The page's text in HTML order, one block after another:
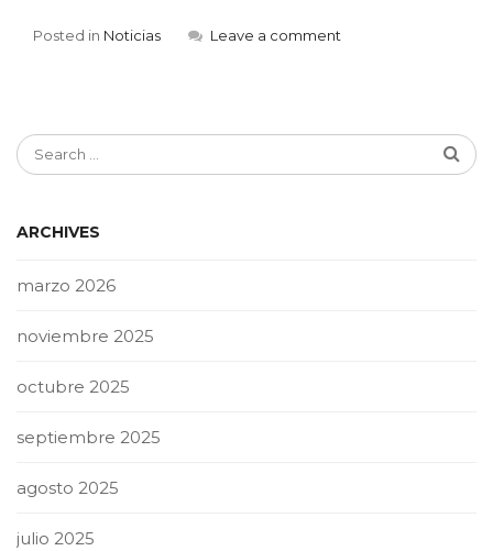
Posted in Noticias Leave a comment
ARCHIVES
marzo 2026
noviembre 2025
octubre 2025
septiembre 2025
agosto 2025
julio 2025